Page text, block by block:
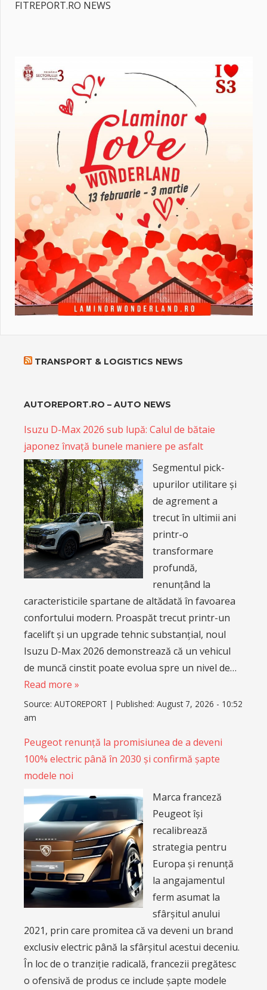
FITREPORT.RO NEWS
TRANSPORT & LOGISTICS NEWS
AUTOREPORT.RO – AUTO NEWS
Isuzu D-Max 2026 sub lupă: Calul de bătaie
japonez învață bunele maniere pe asfalt
Segmentul pick-
upurilor utilitare și
de agrement a
trecut în ultimii ani
printr-o
transformare
profundă,
renunțând la
caracteristicile spartane de altădată în favoarea
confortului modern. Proaspăt trecut printr-un
facelift și un upgrade tehnic substanțial, noul
Isuzu D-Max 2026 demonstrează că un vehicul
de muncă cinstit poate evolua spre un nivel de…
Read more »
Source: AUTOREPORT | Published: August 7, 2026 - 10:52
am
Peugeot renunță la promisiunea de a deveni
100% electric până în 2030 și confirmă șapte
modele noi
Marca franceză
Peugeot își
recalibrează
strategia pentru
Europa și renunță
la angajamentul
ferm asumat la
sfârșitul anului
2021, prin care promitea că va deveni un brand
exclusiv electric până la sfârșitul acestui deceniu.
În loc de o tranziție radicală, francezii pregătesc
o ofensivă de produs ce include șapte modele